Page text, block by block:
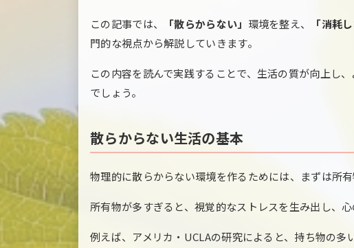
この記事では、 「散らからない」 環境を整え、 「消耗
門的な視点から解説していきます。
この内容を読んで実践することで、生活の質が向上し
でしょう。
散らからない生活の基本
物理的に散らからない環境を作るためには、まずは所
所有物が多すぎると、視覚的なストレスを生み出し、
例えば、アメリカ・UCLAの研究によると、持ち物の